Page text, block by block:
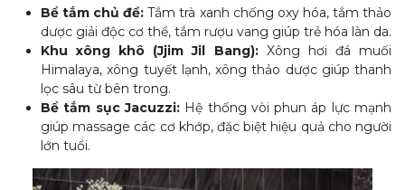
Bể tắm chủ đề: Tắm trà xanh chống oxy hóa, tắm thảo
dược giải độc cơ thể, tắm rượu vang giúp trẻ hóa làn da.
Khu xông khô (Jjim Jil Bang):Xông hơi đá muối
Himalaya, xông tuyết lạnh, xông thảo dược giúp thanh
lọc sâu từ bên trong.
Bể tắm sục Jacuzzi:Hệ thống vòi phun áp lực mạnh
giúp massage các cơ khớp, đặc biệt hiệu quả cho người
lớn tuổi.